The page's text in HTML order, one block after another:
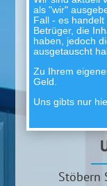
als "wir"
Fall - es
Betrüger, die
haben, jedoch
ausgetauscht
Zu Ihrem
Geld.
Uns gibts nur
Stöbern